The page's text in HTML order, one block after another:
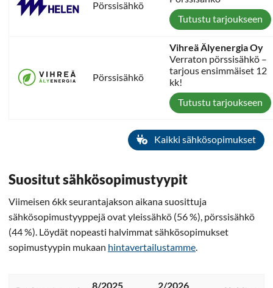
Pörssisähkö
Tutustu tarjoukseen
Pörssisähkö
Vihreä Älyenergia Oy
Verraton pörssisähkö –
tarjous ensimmäiset 12
kk!
Tutustu tarjoukseen
Kaikki sähkösopimukset
Suositut sähkösopimustyypit
Viimeisen 6kk seurantajakson aikana suosittuja
sähkösopimustyyppejä ovat yleissähkö (56 %), pörssisähkö
(44 %). Löydät nopeasti halvimmat sähkösopimukset
sopimustyypin mukaan hintavertailustamme
8/2025
2/2026